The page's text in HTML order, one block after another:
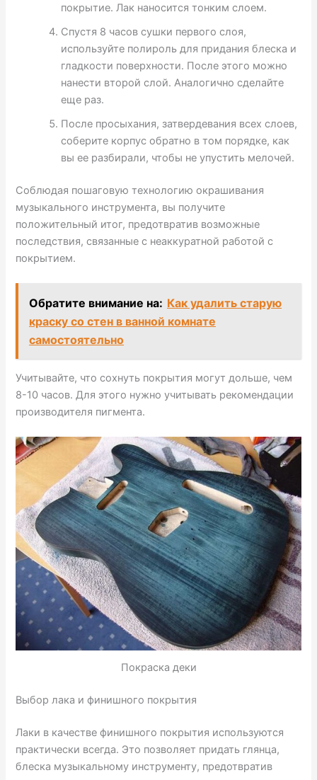
покрытие. Лак наносится тонким слоем.
Спустя 8 часов сушки первого слоя,
используйте полироль для придания блеска и
гладкости поверхности. После этого можно
нанести второй слой. Аналогично сделайте
еще раз.
После просыхания, затвердевания всех слоев,
соберите корпус обратно в том порядке, как
вы ее разбирали, чтобы не упустить мелочей.
Соблюдая пошаговую технологию окрашивания
музыкального инструмента, вы получите
положительный итог, предотвратив возможные
последствия, связанные с неаккуратной работой с
покрытием.
Обратите внимание на: Как удалить старую
краску со стен в ванной комнате
самостоятельно
Учитывайте, что сохнуть покрытия могут дольше, чем
8-10 часов. Для этого нужно учитывать рекомендации
производителя пигмента.
Покраска деки
Выбор лака и финишного покрытия
Лаки в качестве финишного покрытия используются
практически всегда. Это позволяет придать глянца,
блеска музыкальному инструменту, предотвратив